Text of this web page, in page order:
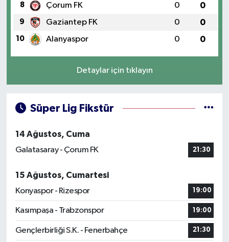
8 Çorum FK 0 0
9 Gaziantep FK 0 0
10 Alanyaspor 0 0
Detaylar için tıklayın
Süper Lig Fikstür
14 Ağustos, Cuma
Galatasaray - Çorum FK
21:30
15 Ağustos, Cumartesi
Konyaspor - Rizespor
19:00
Kasımpaşa - Trabzonspor 19:00
Gençlerbirliği S.K. - Fenerbahçe 21:30